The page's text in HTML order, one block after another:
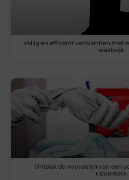
Veilig en efficiënt verwarmen met
waalwijk
Ontdek de voordelen van een
ridderkerk